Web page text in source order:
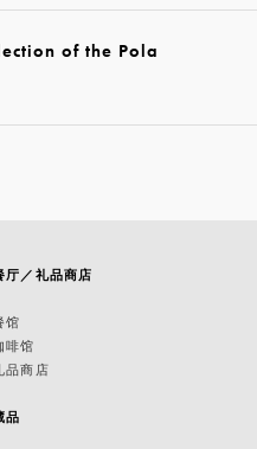
of the Pola
厅／礼品商店
馆
啡馆
品商店
品